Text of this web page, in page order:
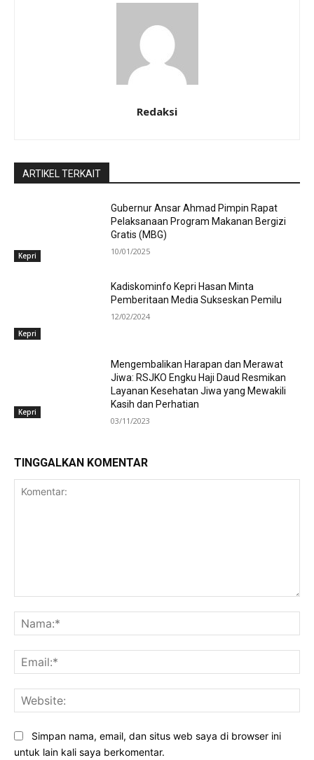
Redaksi
ARTIKEL TERKAIT
Kepri
Gubernur Ansar Ahmad Pimpin Rapat
Pelaksanaan Program Makanan Bergizi
Gratis (MBG)
10/01/2025
Kepri
Kadiskominfo Kepri Hasan Minta
Pemberitaan Media Sukseskan Pemilu
12/02/2024
Kepri
Mengembalikan Harapan dan Merawat
Jiwa: RSJKO Engku Haji Daud Resmikan
Layanan Kesehatan Jiwa yang Mewakili
Kasih dan Perhatian
03/11/2023
TINGGALKAN KOMENTAR
Simpan nama, email, dan situs web saya di browser ini
untuk lain kali saya berkomentar.